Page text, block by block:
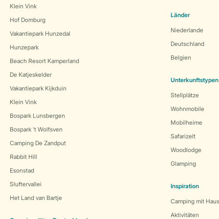
Klein Vink
Hof Domburg
Vakantiepark Hunzedal
Hunzepark
Beach Resort Kamperland
De Katjeskelder
Vakantiepark Kijkduin
Klein Vink
Bospark Lunsbergen
Bospark 't Wolfsven
Camping De Zandput
Rabbit Hill
Esonstad
Sluftervallei
Het Land van Bartje
Länder
Niederlande
Deutschland
Belgien
Unterkunftstypen
Stellplätze
Wohnmobile
Mobilheime
Safarizelt
Woodlodge
Glamping
Inspiration
Camping mit
Aktivitäten